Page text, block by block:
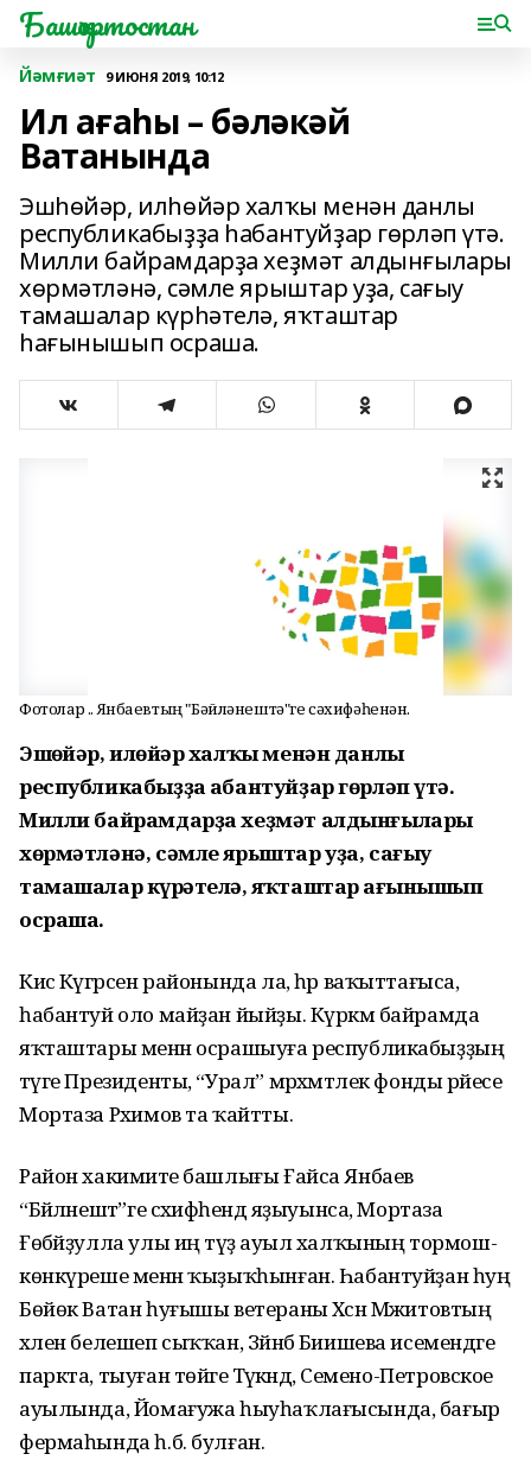
Башҡортостан
Йәмғиәт 9 ИЮНЯ 2019, 10:12
Ил ағаһы – бәләкәй
Ватанында
Эшһөйәр, илһөйәр халҡы менән данлы
республикабыҙҙа һабантуйҙар гөрләп үтә.
Милли байрамдарҙа хеҙмәт алдынғылары
хөрмәтләнә, сәмле ярыштар уҙа, сағыу
тамашалар күрһәтелә, яҡташтар
һағынышып осраша.
Фотолар Ғ.Ғ. Янбаевтың "Бәйләнештә"ге сәхифәһенән.
Эшһөйәр, илһөйәр халҡы менән данлы
республикабыҙҙа һабантуйҙар гөрләп үтә.
Милли байрамдарҙа хеҙмәт алдынғылары
хөрмәтләнә, сәмле ярыштар уҙа, сағыу
тамашалар күрһәтелә, яҡташтар һағынышып
осраша.
Кисә Күгәрсен районында ла, һәр ваҡыттағыса,
һабантуй оло майҙан йыйҙы. Күркәм байрамда
яҡташтары менән осрашыуға республикабыҙҙың
тәүге Президенты, “Урал” мәрхәмәтлек фонды рәйесе
Мортаза Рәхимов та ҡайтты.
Район хакимиәте башлығы Ғайса Янбаев
“Бәйләнештә”ге сәхифәһендә яҙыуынса, Мортаза
Ғөбәйҙулла улы иң тәүҙә ауыл халҡының тормош-
көнкүреше менән ҡыҙыҡһынған. Һабантуйҙан һуң
Бөйөк Ватан һуғышы ветераны Хәсән Мәжитовтың
хәлен белешеп сыҡҡан, Зәйнәб Биишева исемендәге
паркта, тыуған төйәге Тәүәкәндә, Семено-Петровское
ауылында, Йомағужа һыуһаҡлағысында, бағыр
фермаһында һ.б. булған.